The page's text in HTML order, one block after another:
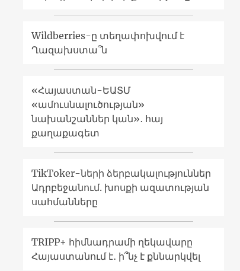
Wildberries-ը տեղափոխվում է
Ղազախստա՞ն
«Հայաստան-ԵԱՏՄ
«ամուսնալուծության»
նախանշաններ կան»․ հայ
քաղաքագետ
TikToker-ների ձերբակալություններ
Ադրբեջանում. խոսքի ազատության
սահմանները
TRIPP+ հիմնադրամի ղեկավարը
Հայաստանում է․ ի՞նչ է քննարկվել